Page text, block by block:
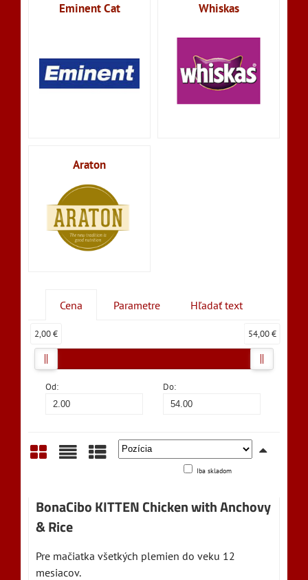
Eminent Cat Whiskas
Araton
Cena Parametre Hľadať text
Od: Do:
2,00 € 54,00 €
Iba skladom
BonaCibo KITTEN Chicken with Anchovy
& Rice
Pre mačiatka všetkých plemien do veku 12
mesiacov.